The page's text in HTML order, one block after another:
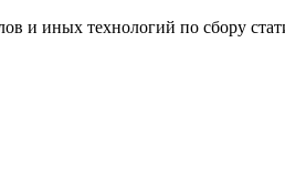
и иных технологий по сбору